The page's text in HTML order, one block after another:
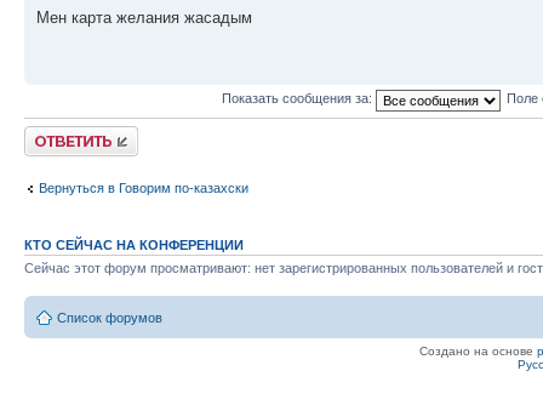
Мен карта желания жасадым
Показать сообщения за: Поле
Ответить
Вернуться в Говорим по-казахски
КТО СЕЙЧАС НА КОНФЕРЕНЦИИ
Сейчас этот форум просматривают: нет зарегистрированных пользователей и
Список форумов
Создано на основе